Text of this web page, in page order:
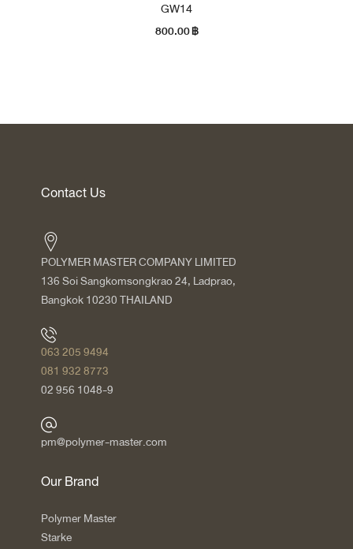
GW14
800.00฿
Contact Us
POLYMER MASTER COMPANY LIMITED
136 Soi Sangkomsongkrao 24, Ladprao,
Bangkok 10230 THAILAND
063 205 9494
081 932 8773
02 956 1048-9
pm@polymer-master.com
Our Brand
Polymer Master
Starke